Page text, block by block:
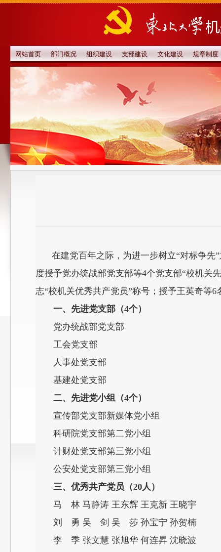
网站首页 部门概况 组织建设 支部建设 文化建设 规章制度
在建党百年之际，为进一步树立“对标争先
度授予党办统战部党支部等4个党支部“校机关
志“校机关优秀共产党员”称号；授予王英奇等
一、先进党支部（4个）
党办统战部党支部
工会党支部
人事处党支部
基建处党支部
二、先进党小组（4个）
宣传部党支部新媒体党小组
科研院党支部第二党小组
计财处党支部第三党小组
公安处党支部第三党小组
三、优秀共产党员（20人）
马 林 马静涛 王东辉 王克新 王晓宇
刘 勇 吴 剑 吴 莎 孙宝宁 孙贺楠
李 季 张文慧 张旭华 何连昇 沈晓波